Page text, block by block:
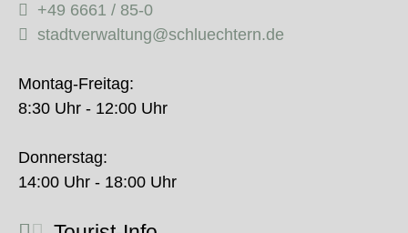
+49 6661 / 85-0
stadtverwaltung@schluechtern.de
Montag-Freitag:
8:30 Uhr - 12:00 Uhr
Donnerstag:
14:00 Uhr - 18:00 Uhr